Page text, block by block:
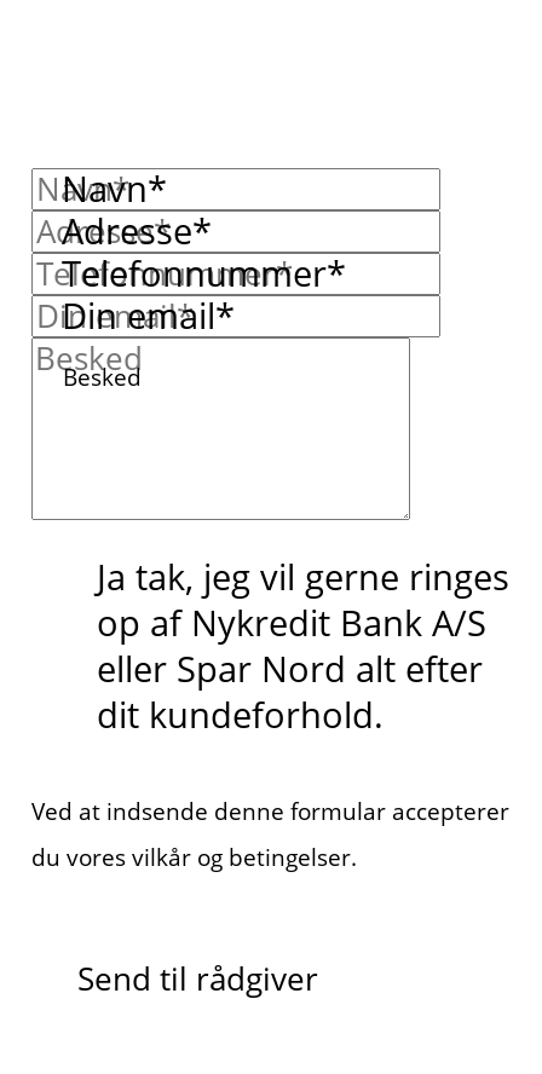
Navn*
Adresse*
Telefonnummer*
Din email*
Besked
Ja tak, jeg vil gerne ringes
op af Nykredit Bank A/S
eller Spar Nord alt efter
dit kundeforhold.
Ved at indsende denne formular accepterer
du vores vilkår og betingelser.
Send til rådgiver